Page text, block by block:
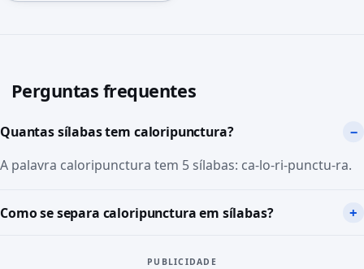
Perguntas frequentes
Quantas sílabas tem caloripunctura?
A palavra caloripunctura tem 5 sílabas: ca-lo-ri-punctu-ra.
Como se separa caloripunctura em sílabas?
PUBLICIDADE